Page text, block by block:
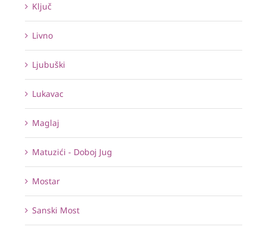
Ključ
Livno
Ljubuški
Lukavac
Maglaj
Matuzići - Doboj Jug
Mostar
Sanski Most